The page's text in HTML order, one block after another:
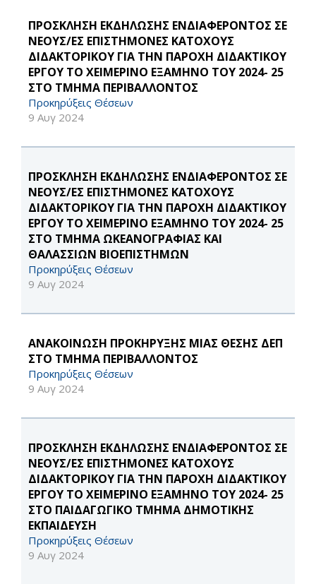
ΠΡΟΣΚΛΗΣΗ ΕΚΔΗΛΩΣΗΣ ΕΝΔΙΑΦΕΡΟΝΤΟΣ ΣΕ
ΝΕΟΥΣ/ΕΣ ΕΠΙΣΤΗΜΟΝΕΣ ΚΑΤΟΧΟΥΣ
ΔΙΔΑΚΤΟΡΙΚΟΥ ΓΙΑ ΤΗΝ ΠΑΡΟΧΗ ΔΙΔΑΚΤΙΚΟΥ
ΕΡΓΟΥ ΤΟ ΧΕΙΜΕΡΙΝΟ ΕΞΑΜΗΝΟ ΤΟΥ 2024- 25
ΣΤΟ ΤΜΗΜΑ ΠΕΡΙΒΑΛΛΟΝΤΟΣ
Προκηρύξεις Θέσεων
9 Αυγ 2024
ΠΡΟΣΚΛΗΣΗ ΕΚΔΗΛΩΣΗΣ ΕΝΔΙΑΦΕΡΟΝΤΟΣ ΣΕ
ΝΕΟΥΣ/ΕΣ ΕΠΙΣΤΗΜΟΝΕΣ ΚΑΤΟΧΟΥΣ
ΔΙΔΑΚΤΟΡΙΚΟΥ ΓΙΑ ΤΗΝ ΠΑΡΟΧΗ ΔΙΔΑΚΤΙΚΟΥ
ΕΡΓΟΥ ΤΟ ΧΕΙΜΕΡΙΝΟ ΕΞΑΜΗΝΟ ΤΟΥ 2024- 25
ΣΤΟ ΤΜΗΜΑ ΩΚΕΑΝΟΓΡΑΦΙΑΣ ΚΑΙ
ΘΑΛΑΣΣΙΩΝ ΒΙΟΕΠΙΣΤΗΜΩΝ
Προκηρύξεις Θέσεων
9 Αυγ 2024
ΑΝΑΚΟΙΝΩΣΗ ΠΡΟΚΗΡΥΞΗΣ ΜΙΑΣ ΘΕΣΗΣ ΔΕΠ
ΣΤΟ ΤΜΗΜΑ ΠΕΡΙΒΑΛΛΟΝΤΟΣ
Προκηρύξεις Θέσεων
9 Αυγ 2024
ΠΡΟΣΚΛΗΣΗ ΕΚΔΗΛΩΣΗΣ ΕΝΔΙΑΦΕΡΟΝΤΟΣ ΣΕ
ΝΕΟΥΣ/ΕΣ ΕΠΙΣΤΗΜΟΝΕΣ ΚΑΤΟΧΟΥΣ
ΔΙΔΑΚΤΟΡΙΚΟΥ ΓΙΑ ΤΗΝ ΠΑΡΟΧΗ ΔΙΔΑΚΤΙΚΟΥ
ΕΡΓΟΥ ΤΟ ΧΕΙΜΕΡΙΝΟ ΕΞΑΜΗΝΟ ΤΟΥ 2024- 25
ΣΤΟ ΠΑΙΔΑΓΩΓΙΚΟ ΤΜΗΜΑ ΔΗΜΟΤΙΚΗΣ
ΕΚΠΑΙΔΕΥΣΗ
Προκηρύξεις Θέσεων
9 Αυγ 2024